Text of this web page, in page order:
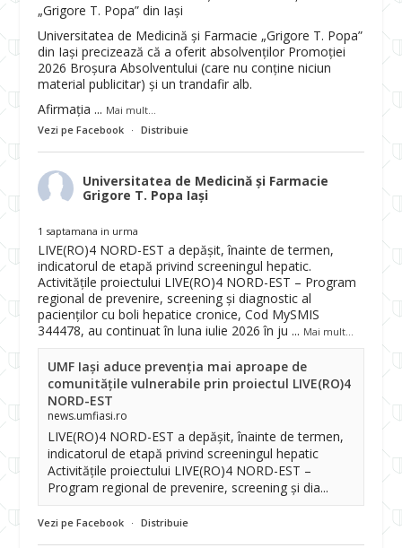
„Grigore T. Popa” din Iași
Universitatea de Medicină și Farmacie „Grigore T. Popa”
din Iași precizează că a oferit absolvenților Promoției
2026 Broșura Absolventului (care nu conține niciun
material publicitar) și un trandafir alb.
Afirmația ... Mai mult...
Vezi pe Facebook · Distribuie
Universitatea de Medicină și Farmacie
Grigore T. Popa Iași
1 saptamana in urma
LIVE(RO)4 NORD-EST a depășit, înainte de termen,
indicatorul de etapă privind screeningul hepatic.
Activitățile proiectului LIVE(RO)4 NORD-EST – Program
regional de prevenire, screening și diagnostic al
pacienților cu boli hepatice cronice, Cod MySMIS
344478, au continuat în luna iulie 2026 în ju ... Mai mult...
UMF Iași aduce prevenția mai aproape de
comunitățile vulnerabile prin proiectul LIVE(RO)4
NORD-EST
news.umfiasi.ro
LIVE(RO)4 NORD-EST a depășit, înainte de termen,
indicatorul de etapă privind screeningul hepatic
Activitățile proiectului LIVE(RO)4 NORD-EST –
Program regional de prevenire, screening și dia...
Vezi pe Facebook · Distribuie